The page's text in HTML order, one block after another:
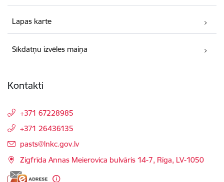
Lapas karte
Sīkdatņu izvēles maiņa
Kontakti
+371 67228985
+371 26436135
E-pasts:
pasts@lnkc.gov.lv
Zigfrīda Annas Meierovica bulvāris 14-7, Rīga, LV-1050